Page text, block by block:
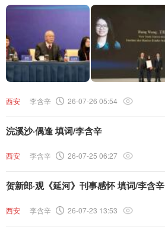
西安 李含辛 26-07-26 05:54
浣溪沙·偶逢 填词/李含辛
西安 李含辛 26-07-25 06:27
贺新郎·观《延河》刊事感怀 填词/李含辛
西安 李含辛 26-07-23 13:53